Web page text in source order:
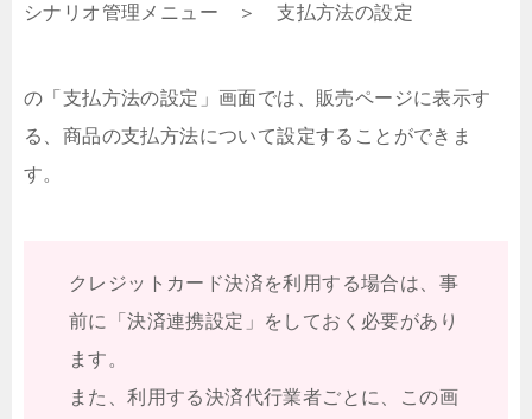
シナリオ管理メニュー ＞ 支払方法の設定
の「支払方法の設定」画面では、販売ページに表示す
る、商品の支払方法について設定することができま
す。
クレジットカード決済を利用する場合は、事
前に「決済連携設定」をしておく必要があり
ます。
また、利用する決済代行業者ごとに、この画